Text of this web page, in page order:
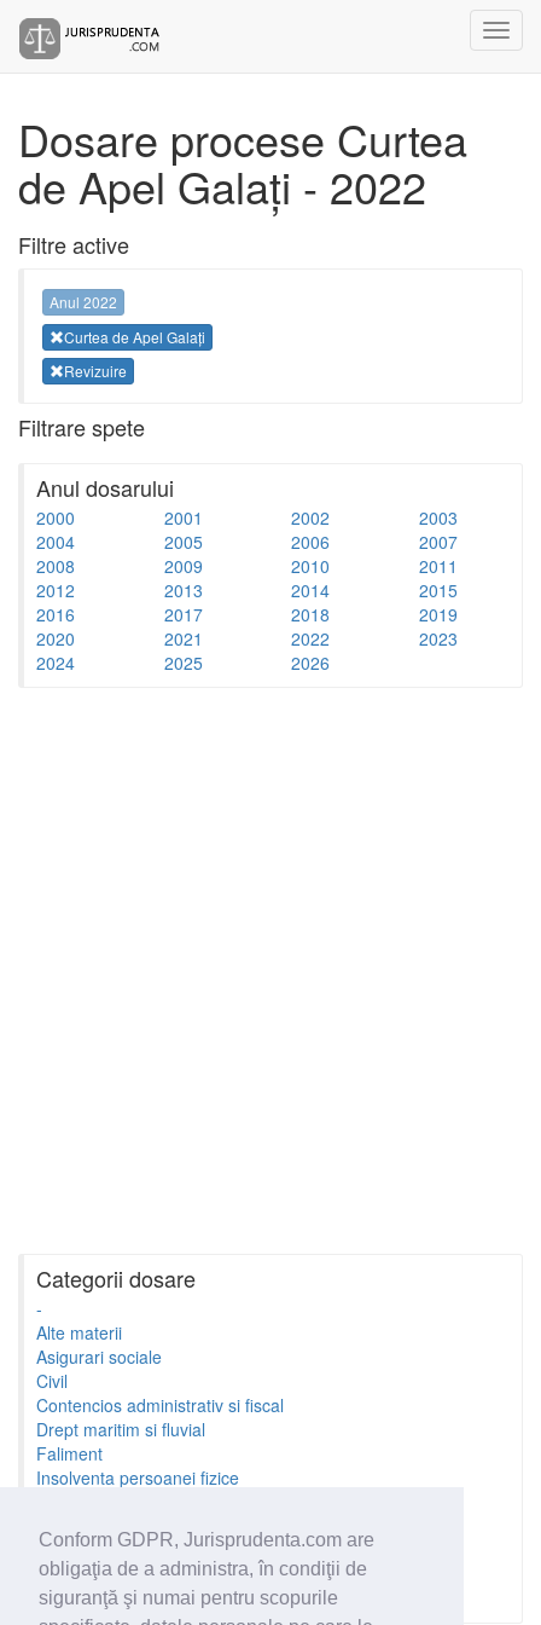
Conform GDPR, Jurisprudenta.com are
obligaţia de a administra, în condiţii de
siguranţă şi numai pentru scopurile
Dosare procese Curtea
de Apel Galați - 2022
Filtre active
Anul 2022
Curtea de Apel Galați
Revizuire
Filtrare spete
Anul dosarului
2000 2001 2002
2003
2004
2005 2006
2007
2008
2009 2010
2011
2012
2013 2014
2015
2016
2017 2018
2019
2020
2021 2022
2023
2024
2025 2026
Categorii dosare
-
Alte materii
Asigurari sociale
Civil
Contencios administrativ si fiscal
Drept maritim si fluvial
Faliment
Insolventa persoanei fizice
Minori si familie
Penal
Proprietate Intelectuala